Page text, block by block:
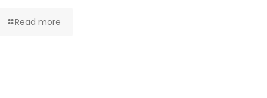
Read more